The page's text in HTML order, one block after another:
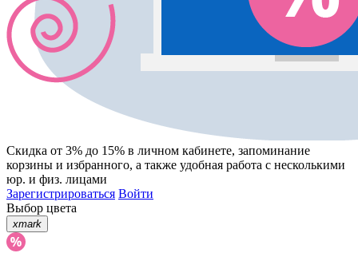
Скидка от 3% до 15% в личном кабинете, запоминание
корзины и избранного, а также удобная работа с несколькими
юр. и физ. лицами
Зарегистрироваться Войти
Выбор цвета
xmark